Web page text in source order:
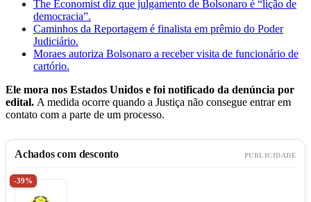
The Economist diz que julgamento de Bolsonaro é “lição de
democracia”.
Caminhos da Reportagem é finalista em prêmio do Poder
Judiciário.
Moraes autoriza Bolsonaro a receber visita de funcionário de
cartório.
Ele mora nos Estados Unidos e foi notificado da denúncia por
edital. A medida ocorre quando a Justiça não consegue entrar em
contato com a parte de um processo.
Achados com desconto PUBLICIDADE
-39%